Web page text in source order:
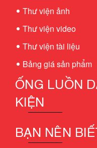
Thư viện ảnh
Thư viện video
Thư viện tài liệu
Bảng giá sản phẩm
ỐNG LUỒN
KIỆN
BẠN NÊN